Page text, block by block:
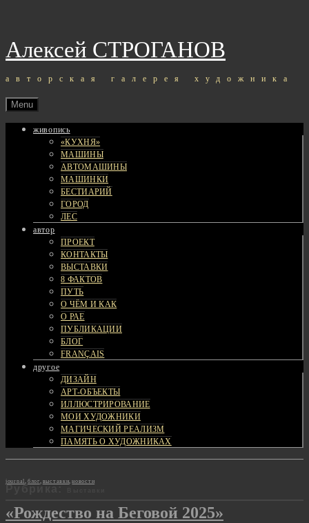
Алексей СТРОГАНОВ
авторская галерея художника
Menu
живопись
«КУХНЯ»
МАШИНЫ
АВТОМАШИНЫ
МАШИНКИ
БЕСТИАРИЙ
ГОРОД
ЛЕС
автор
ПРОЕКТ
КОНТАКТЫ
ВЫСТАВКИ
8 ФАКТОВ
ПУТЬ
О ЧЁМ И КАК
О РАЕ
ПУБЛИКАЦИИ
БЛОГ
FRANÇAIS
другое
ДИЗАЙН
АРТ-ОБЪЕКТЫ
ИЛЛЮСТРИРОВАНИЕ
МОИ ХУДОЖНИКИ
МАГИЧЕСКИЙ РЕАЛИЗМ
ПАМЯТЬ О ХУДОЖНИКАХ
Cat
journal, блог, выставки,новости
«Рождество на Беговой 2025»